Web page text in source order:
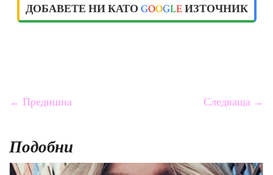
ДОБАВЕТЕ НИ КАТО GOOGLEИЗТОЧНИК
← Предишна Следваща →
Подобни